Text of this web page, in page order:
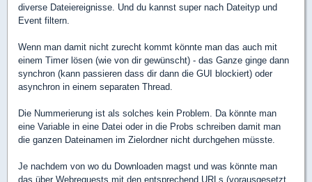
diverse Dateiereignisse. Und du kannst super nach Dateityp und
Event filtern.
Wenn man damit nicht zurecht kommt könnte man das auch mit
einem Timer lösen (wie von dir gewünscht) - das Ganze ginge dann
synchron (kann passieren dass dir dann die GUI blockiert) oder
asynchron in einem separaten Thread.
Die Nummerierung ist als solches kein Problem. Da könnte man
eine Variable in eine Datei oder in die Probs schreiben damit man
die ganzen Dateinamen im Zielordner nicht durchgehen müsste.
Je nachdem von wo du Downloaden magst und was könnte man
das über Webrequests mit den entsprechend URLs (vorausgesetzt